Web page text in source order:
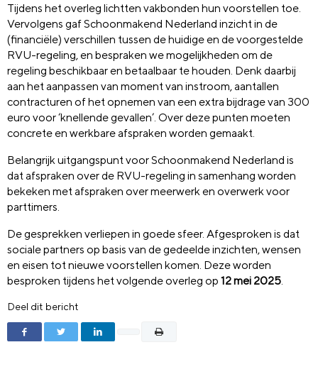
Tijdens het overleg lichtten vakbonden hun voorstellen toe.
Vervolgens gaf Schoonmakend Nederland inzicht in de
(financiële) verschillen tussen de huidige en de voorgestelde
RVU-regeling, en bespraken we mogelijkheden om de
regeling beschikbaar en betaalbaar te houden. Denk daarbij
aan het aanpassen van moment van instroom, aantallen
contracturen of het opnemen van een extra bijdrage van 300
euro voor ‘knellende gevallen’. Over deze punten moeten
concrete en werkbare afspraken worden gemaakt.
Belangrijk uitgangspunt voor Schoonmakend Nederland is
dat afspraken over de RVU-regeling in samenhang worden
bekeken met afspraken over meerwerk en overwerk voor
parttimers.
De gesprekken verliepen in goede sfeer. Afgesproken is dat
sociale partners op basis van de gedeelde inzichten, wensen
en eisen tot nieuwe voorstellen komen. Deze worden
besproken tijdens het volgende overleg op 12 mei 2025.
Deel dit bericht